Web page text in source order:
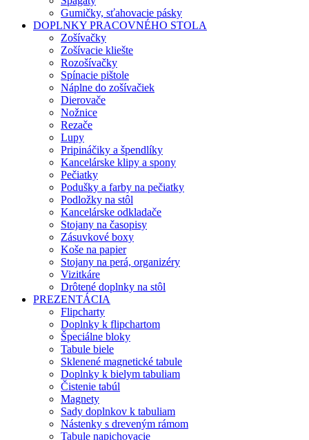
Gumičky, sťahovacie pásky
DOPLNKY PRACOVNÉHO STOLA
Zošívačky
Zošívacie kliešte
Rozošívačky
Spínacie pištole
Náplne do zošívačiek
Dierovače
Nožnice
Rezače
Lupy
Pripináčiky a špendlíky
Kancelárske klipy a spony
Pečiatky
Podušky a farby na pečiatky
Podložky na stôl
Kancelárske odkladače
Stojany na časopisy
Zásuvkové boxy
Koše na papier
Stojany na perá, organizéry
Vizitkáre
Drôtené doplnky na stôl
PREZENTÁCIA
Flipcharty
Doplnky k flipchartom
Špeciálne bloky
Tabule biele
Sklenené magnetické tabule
Doplnky k bielym tabuliam
Čistenie tabúl
Magnety
Sady doplnkov k tabuliam
Nástenky s dreveným rámom
Tabule napichovacie